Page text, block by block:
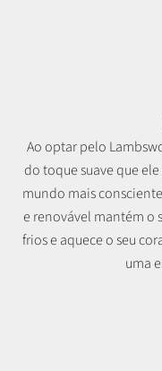
Ao optar pelo
do toque suave que
mundo mais
e renovável mantém o
frios e aquece o seu
uma